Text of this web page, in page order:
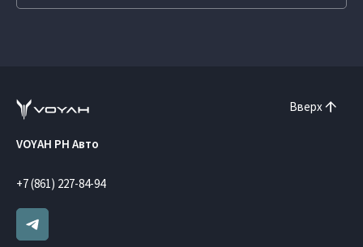
Вверх
VOYAH РН Авто
+7 (861) 227-84-94